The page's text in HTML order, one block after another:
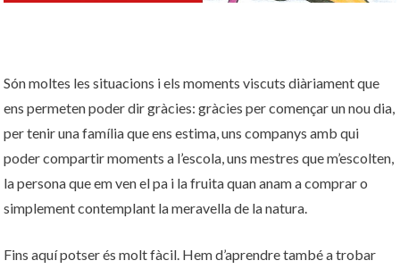
Són moltes les situacions i els moments viscuts diàriament que
ens permeten poder dir gràcies: gràcies per començar un nou dia,
per tenir una família que ens estima, uns companys amb qui
poder compartir moments a l’escola, uns mestres que m’escolten,
la persona que em ven el pa i la fruita quan anam a comprar o
simplement contemplant la meravella de la natura.
Fins aquí potser és molt fàcil. Hem d’aprendre també a trobar